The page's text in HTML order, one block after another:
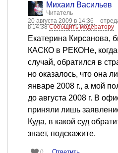
Михаил Васильев
Читатель
20 августа 2009 в 14:36
в 14:38Сообщить модератору
Екатерина Кирсанова,
КАСКО в РЕКОНе, когда
случай, обратился в
но оказалось, что она
январе 2008 г., а мой
до августа 2008 г. В
приняли лишь
Куда, в какой суд
знает, подскажите.